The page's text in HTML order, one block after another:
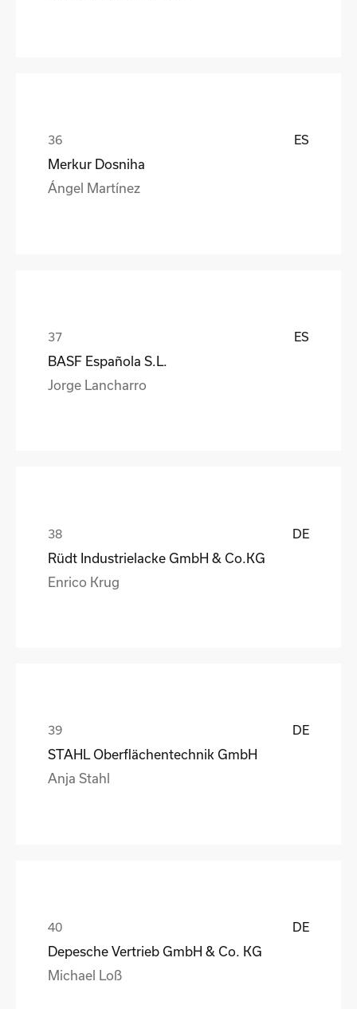
ES
Merkur Dosniha
Ángel Martínez
ES
BASF Española S.L.
Jorge Lancharro
DE
Rüdt Industrielacke GmbH & Co.KG
Enrico Krug
DE
STAHL Oberflächentechnik GmbH
Anja Stahl
DE
Depesche Vertrieb GmbH & Co. KG
Michael Loß